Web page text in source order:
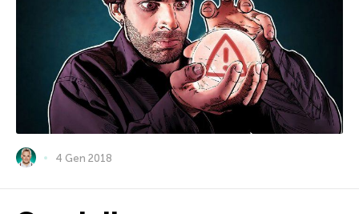
4 Gen 2018